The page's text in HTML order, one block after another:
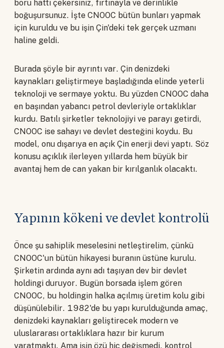
boru hattı çekersiniz, fırtınayla ve derinlikle
boğuşursunuz. İşte CNOOC bütün bunları yapmak
için kuruldu ve bu işin Çin'deki tek gerçek uzmanı
haline geldi.
Burada şöyle bir ayrıntı var. Çin denizdeki
kaynakları geliştirmeye başladığında elinde yeterli
teknoloji ve sermaye yoktu. Bu yüzden CNOOC daha
en başından yabancı petrol devleriyle ortaklıklar
kurdu. Batılı şirketler teknolojiyi ve parayı getirdi,
CNOOC ise sahayı ve devlet desteğini koydu. Bu
model, onu dışarıya en açık Çin enerji devi yaptı. Söz
konusu açıklık ilerleyen yıllarda hem büyük bir
avantaj hem de can yakan bir kırılganlık olacaktı.
Yapının kökeni ve devlet kontrolü
Önce şu sahiplik meselesini netleştirelim, çünkü
CNOOC'un bütün hikayesi buranın üstüne kurulu.
Şirketin ardında aynı adı taşıyan dev bir devlet
holdingi duruyor. Bugün borsada işlem gören
CNOOC, bu holdingin halka açılmış üretim kolu gibi
düşünülebilir. 1982'de bu yapı kurulduğunda amaç,
denizdeki kaynakları geliştirecek modern ve
uluslararası ortaklıklara hazır bir kurum
yaratmaktı. Ama işin özü hiç değişmedi, kontrol